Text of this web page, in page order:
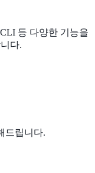
CLI 등 다양한 기능을
다.
드립니다.